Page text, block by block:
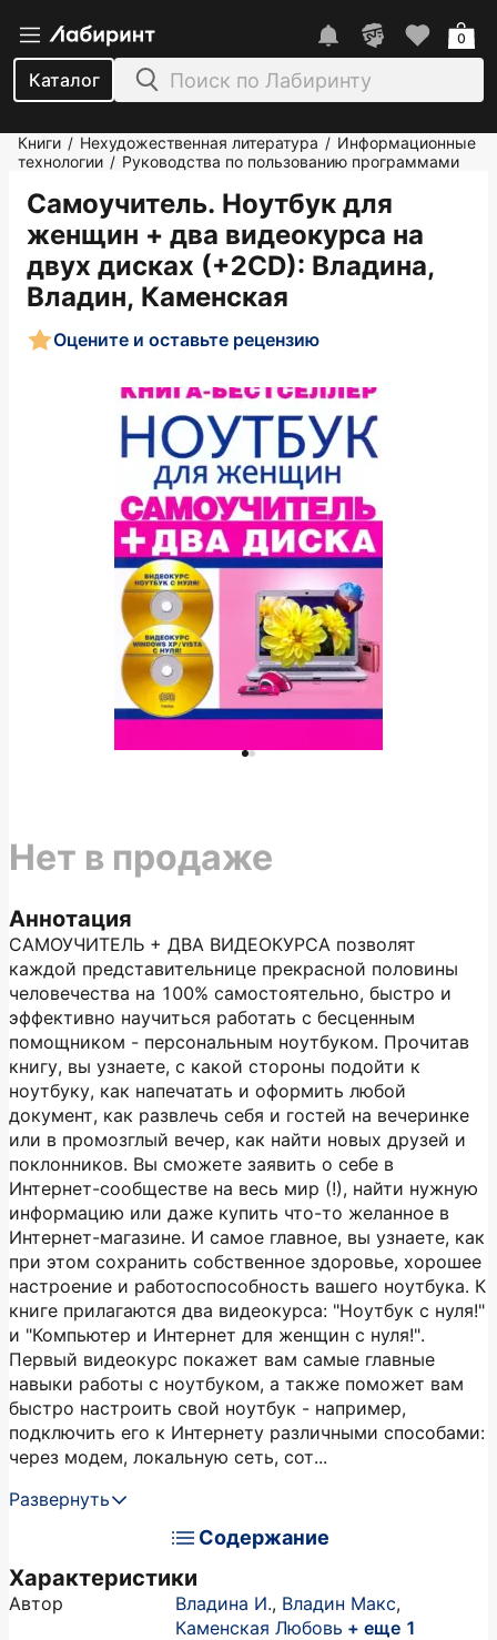
Каталог
0
Книги / Нехудожественная литература / Информационные
технологии / Руководства по пользованию программами
Самоучитель. Ноутбук для
женщин + два видеокурса на
двух дисках (+2CD): Владина,
Владин, Каменская
Оцените и оставьте рецензию
Аннотация
САМОУЧИТЕЛЬ + ДВА ВИДЕОКУРСА позволят
каждой представительнице прекрасной половины
человечества на 100% самостоятельно, быстро и
эффективно научиться работать с бесценным
помощником - персональным ноутбуком. Прочитав
книгу, вы узнаете, с какой стороны подойти к
ноутбуку, как напечатать и оформить любой
документ, как развлечь себя и гостей на вечеринке
или в промозглый вечер, как найти новых друзей и
поклонников. Вы сможете заявить о себе в
Интернет-сообществе на весь мир (!), найти нужную
информацию или даже купить что-то желанное в
Интернет-магазине. И самое главное, вы узнаете, как
при этом сохранить собственное здоровье, хорошее
настроение и работоспособность вашего ноутбука. К
книге прилагаются два видеокурса: "Ноутбук с нуля!"
и "Компьютер и Интернет для женщин с нуля!".
Первый видеокурс покажет вам самые главные
навыки работы с ноутбуком, а также поможет вам
быстро настроить свой ноутбук - например,
подключить его к Интернету различными способами:
через модем, локальную сеть, сот...
Развернуть
Содержание
Характеристики
Автор Владина И., Владин Макс,
Каменская Любовь + еще 1
Нет в продаже